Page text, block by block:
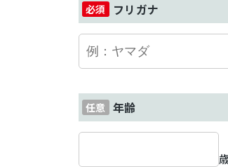
フリガナ
年齢